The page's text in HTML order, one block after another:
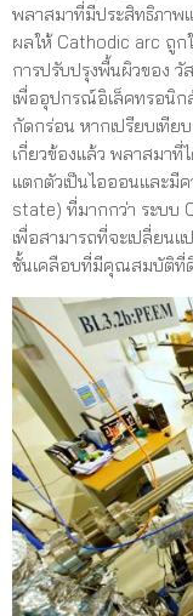
พลาสมาที่มีประสิทธิภาพ
ผลให้ Cathodic arc ถูก
การปรับปรุงพื้นผิวของ วั
เพื่ออุปกรณ์อิเล็คทรอนิก
กัดกร่อน หากเปรียบเที
เกี่ยวข้องแล้ว พลาสมา
แตกตัวเป็นไอออนและมี
state) ที่มากกว่า ระบบ
เพื่อสามารถที่จะเปลี่ยน
ชั้นเคลือบที่มีคุณสมบัติที่